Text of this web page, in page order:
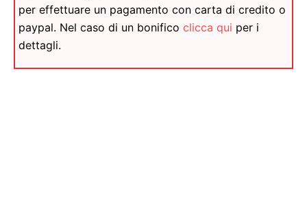
per effettuare un pagamento con carta di credito o
paypal. Nel caso di un bonifico clicca qui per i
dettagli.